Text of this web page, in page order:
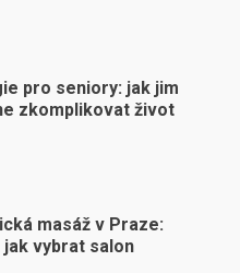
pro seniory: jak jim
zkomplikovat život
masáž v Praze:
jak vybrat salon